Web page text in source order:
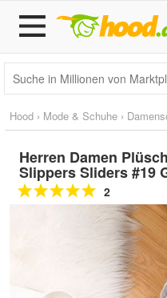
Hood › Mode & Schuhe ›
Herren Damen
Slippers Sliders #19
2